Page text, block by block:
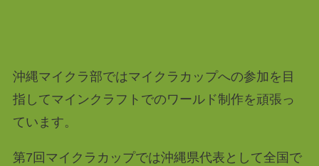
沖縄マイクラ部ではマイクラカップへの参加を目
指してマインクラフトでのワールド制作を頑張っ
ています。
第7回マイクラカップでは沖縄県代表として全国で